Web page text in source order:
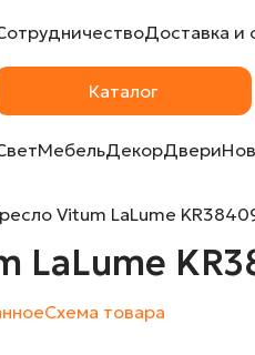
Доставка и
Каталог
МебельДекорДвери
Vitum LaLume
LaLume
Cхема товара
KR38409-32